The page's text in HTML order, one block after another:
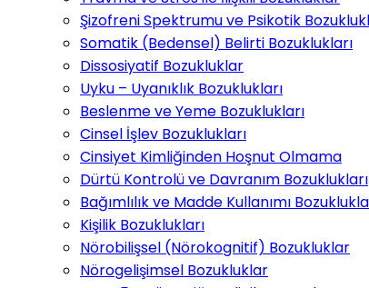
Şizofreni Spektrumu ve Psikotik
Somatik (Bedensel) Belirti Bozuklukları
Dissosiyatif Bozukluklar
Uyku – Uyanıklık Bozuklukları
Beslenme ve Yeme Bozuklukları
Cinsel İşlev Bozuklukları
Cinsiyet Kimliğinden Hoşnut Olmama
Dürtü Kontrolü ve Davranım Bozuklukları
Bağımlılık ve Madde Kullanımı
Kişilik Bozuklukları
Nörobilişsel (Nörokognitif) Bozukluklar
Nörogelişimsel Bozukluklar